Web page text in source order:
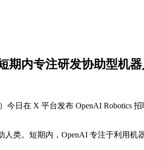
期内专注研发协助型机器
今日在 X 平台发布 OpenAI
类。短期内，OpenAI 专注于利用